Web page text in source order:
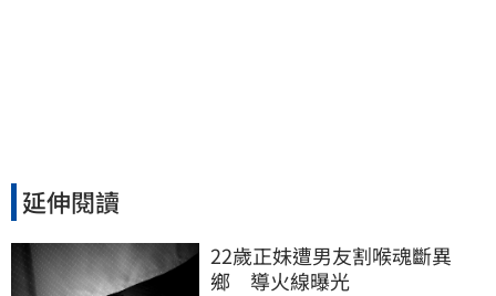
延伸閱讀
22歲正妹遭男友割喉魂斷異
鄉　導火線曝光